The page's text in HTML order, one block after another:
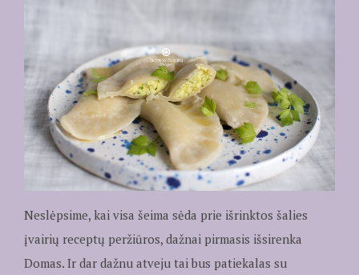
Neslėpsime, kai visa šeima sėda prie išrinktos šalies
įvairių receptų peržiūros, dažnai pirmasis išsirenka
Domas. Ir dar dažnu atveju tai bus patiekalas su